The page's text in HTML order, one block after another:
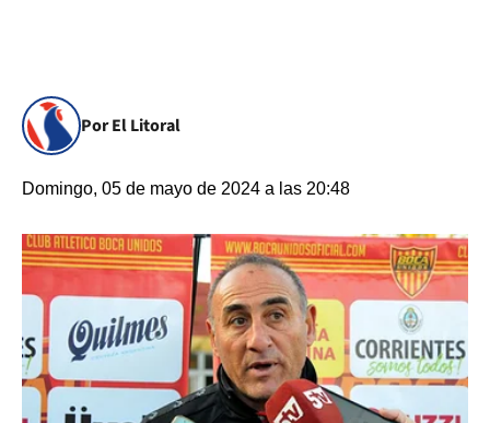
Por El Litoral
Domingo, 05 de mayo de 2024 a las 20:48